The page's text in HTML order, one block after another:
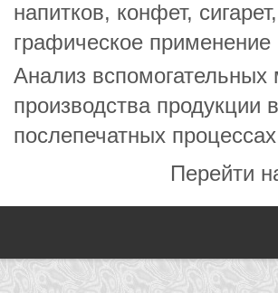
напитков, конфет,
графическое применение
Анализ
производства продукции
послепечатных
Перейти